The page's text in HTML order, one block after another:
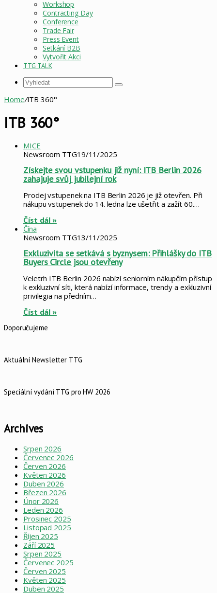
Workshop
Contracting Day
Conference
Trade Fair
Press Event
Setkání B2B
Vytvořit Akci
TTG TALK
Vyhledat
Home/ITB 360°
ITB 360°
MICE
Newsroom TTG19/11/2025
Získejte svou vstupenku již nyní: ITB Berlin 2026
zahajuje svůj jubilejní rok
Prodej vstupenek na ITB Berlin 2026 je již otevřen. Při
nákupu vstupenek do 14. ledna lze ušetřit a zažít 60.…
Číst dál »
Čína
Newsroom TTG13/11/2025
Exkluzivita se setkává s byznysem: Přihlášky do ITB
Buyers Circle jsou otevřeny
Veletrh ITB Berlin 2026 nabízí seniorním nákupčím přístup
k exkluzivní síti, která nabízí informace, trendy a exkluzivní
privilegia na předním…
Číst dál »
Doporučujeme
Aktuální Newsletter TTG
Speciální vydání TTG pro HW 2026
Archives
Srpen 2026
Červenec 2026
Červen 2026
Květen 2026
Duben 2026
Březen 2026
Únor 2026
Leden 2026
Prosinec 2025
Listopad 2025
Říjen 2025
Září 2025
Srpen 2025
Červenec 2025
Červen 2025
Květen 2025
Duben 2025